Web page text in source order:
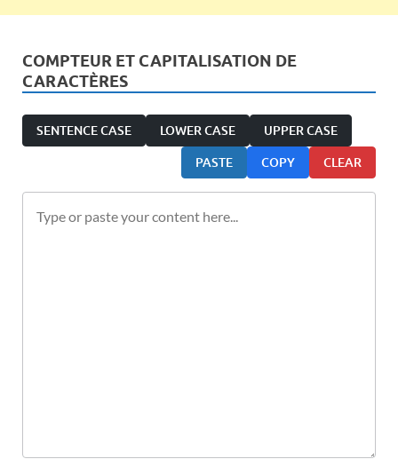
COMPTEUR ET CAPITALISATION DE
CARACTÈRES
SENTENCE CASE LOWER CASE UPPER CASE
PASTE COPY CLEAR